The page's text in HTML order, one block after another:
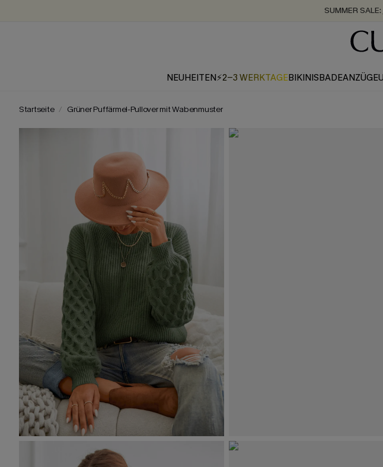
ZUM NEWSLETTER:
NEUHEITEN⚡2-3 WERKTAGEBIKINISBADEANZÜGE
Startseite Grüner Puffärmel-Pullover mit Wabenmuster